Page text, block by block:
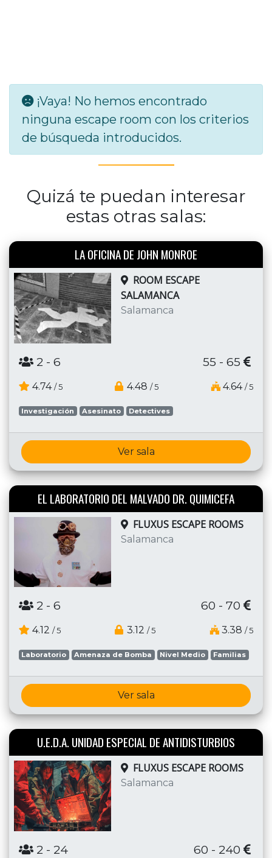
¡Vaya! No hemos encontrado
ninguna escape room con los criterios
de búsqueda introducidos.
Quizá te puedan interesar
estas otras salas:
LA OFICINA DE JOHN MONROE
ROOM ESCAPE
SALAMANCA
Salamanca
2 - 6 55 - 65
4.74 / 5 4.48 / 5 4.64 / 5
Investigación Asesinato Detectives
Ver sala
EL LABORATORIO DEL MALVADO DR. QUIMICEFA
FLUXUS ESCAPE ROOMS
Salamanca
2 - 6 60 - 70
4.12 / 5 3.12 / 5 3.38 / 5
Laboratorio Amenaza de Bomba Nivel Medio Familias
Ver sala
U.E.D.A. UNIDAD ESPECIAL DE ANTIDISTURBIOS
FLUXUS ESCAPE ROOMS
Salamanca
2 - 24 60 - 240